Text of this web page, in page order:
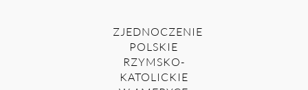
ZJEDNOCZENIE
POLSKIE
RZYMSKO-
KATOLICKIE